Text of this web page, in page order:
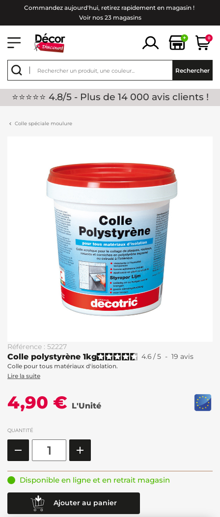
Commandez aujourd'hui, retirez rapidement en magasin !
Voir nos 23 magasins
+ 0
Rechercher
⭐⭐⭐⭐⭐ 4.8/5 - Plus de 14 000 avis clients !
Colle spéciale moulure
Référence : 52227
Colle polystyrène 1kg 4.6 /5 - 19 avis
Colle pour tous matériaux d'isolation.
Lire la suite
4,90 € L'Unité
QUANTITÉ
Disponible en ligne et en retrait magasin
Ajouter au panier